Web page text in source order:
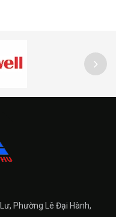
Phường Lê Đại Hành,